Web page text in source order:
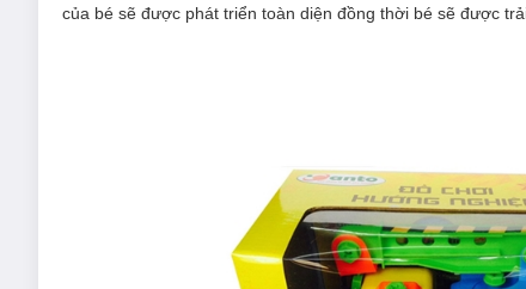
của bé sẽ được phát triển toàn diện đồng thời bé sẽ được